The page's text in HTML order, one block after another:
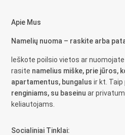
Apie Mus
Namelių nuoma – raskite arba
Ieškote poilsio vietos ar
rasite namelius miške, prie jūros,
apartamentus, bungalus ir kt.
renginiams, su baseinu ar
keliautojams.
Socialiniai Tinklai: